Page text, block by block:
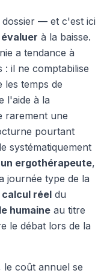
dossier — et c'est ici
évaluer à la baisse.
a tendance à
: il ne comptabilise
les temps de
l'aide à la
rarement une
pourtant
systématiquement
ergothérapeute,
journée type de la
calcul réel du
humaine au titre
le débat lors de la
coût annuel se